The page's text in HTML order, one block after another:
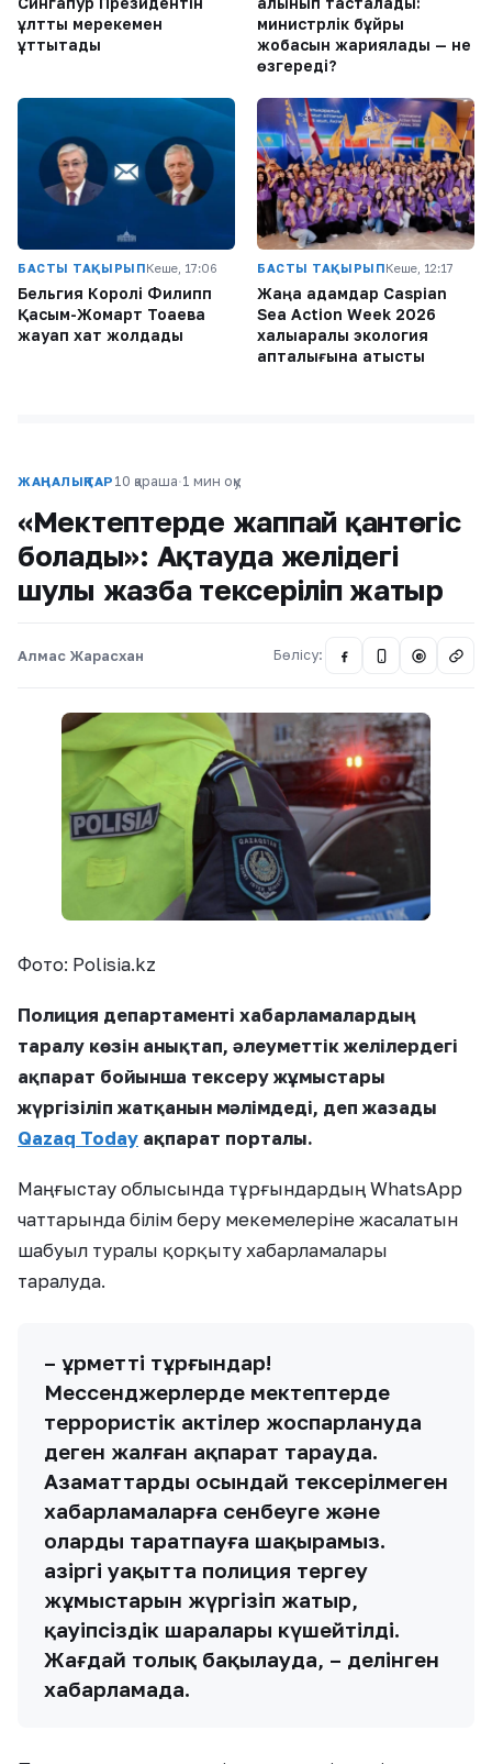
ұлттық мерекемен
құттықтады
министрлік бұйрық
жобасын жариялады — не
өзгереді?
БАСТЫ ТАҚЫРЫПКеше, 17:06
Бельгия Королі Филипп
Қасым-Жомарт Тоқаевқа
жауап хат жолдады
БАСТЫ ТАҚЫРЫПКеше, 12:17
Жаңа адамдар Caspian
Sea Action Week 2026
халықаралық экология
апталығына қатысты
ЖАҢАЛЫҚТАР 10 қараша·1 мин оқу
«Мектептерде жаппай қантөгіс
болады»: Ақтауда желідегі
шулы жазба тексеріліп жатыр
Алмас Жарасхан Бөлісу: @
Фото: Polisia.kz
Полиция департаменті хабарламалардың
таралу көзін анықтап, әлеуметтік желілердегі
ақпарат бойынша тексеру жұмыстары
жүргізіліп жатқанын мәлімдеді, деп жазады
Qazaq Today ақпарат порталы.
Маңғыстау облысында тұрғындардың WhatsApp
чаттарында білім беру мекемелеріне жасалатын
шабуыл туралы қорқыту хабарламалары
таралуда.
– Құрметті тұрғындар!
Мессенджерлерде мектептерде
террористік актілер жоспарлануда
деген жалған ақпарат тарауда.
Азаматтарды осындай тексерілмеген
хабарламаларға сенбеуге және
оларды таратпауға шақырамыз.
Қазіргі уақытта полиция тергеу
жұмыстарын жүргізіп жатыр,
қауіпсіздік шаралары күшейтілді.
Жағдай толық бақылауда, – делінген
хабарламада.